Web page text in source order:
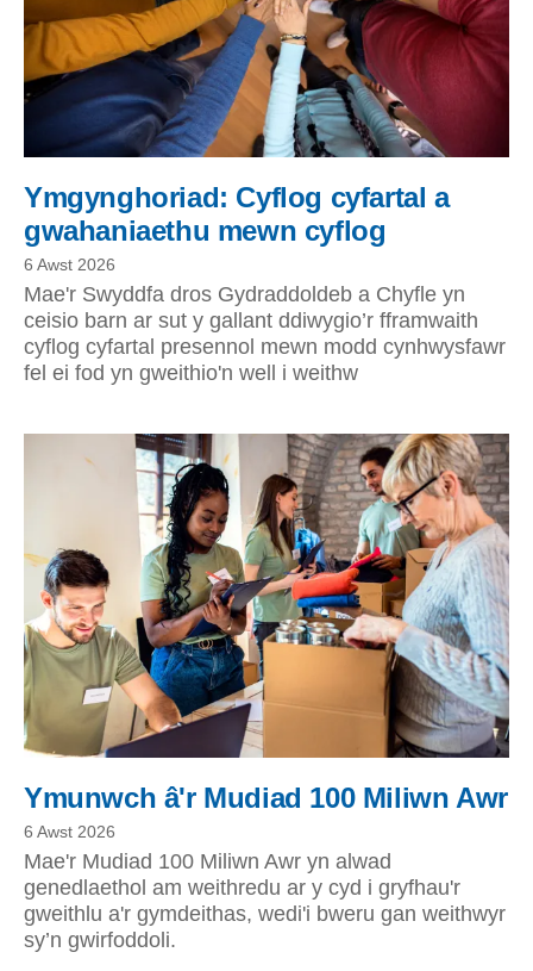
Ymgynghoriad: Cyflog cyfartal a
gwahaniaethu mewn cyflog
6 Awst 2026
Mae'r Swyddfa dros Gydraddoldeb a Chyfle yn
ceisio barn ar sut y gallant ddiwygio’r fframwaith
cyflog cyfartal presennol mewn modd cynhwysfawr
fel ei fod yn gweithio'n well i weithw
Ymunwch â'r Mudiad 100 Miliwn Awr
6 Awst 2026
Mae'r Mudiad 100 Miliwn Awr yn alwad
genedlaethol am weithredu ar y cyd i gryfhau'r
gweithlu a'r gymdeithas, wedi'i bweru gan weithwyr
sy’n gwirfoddoli.